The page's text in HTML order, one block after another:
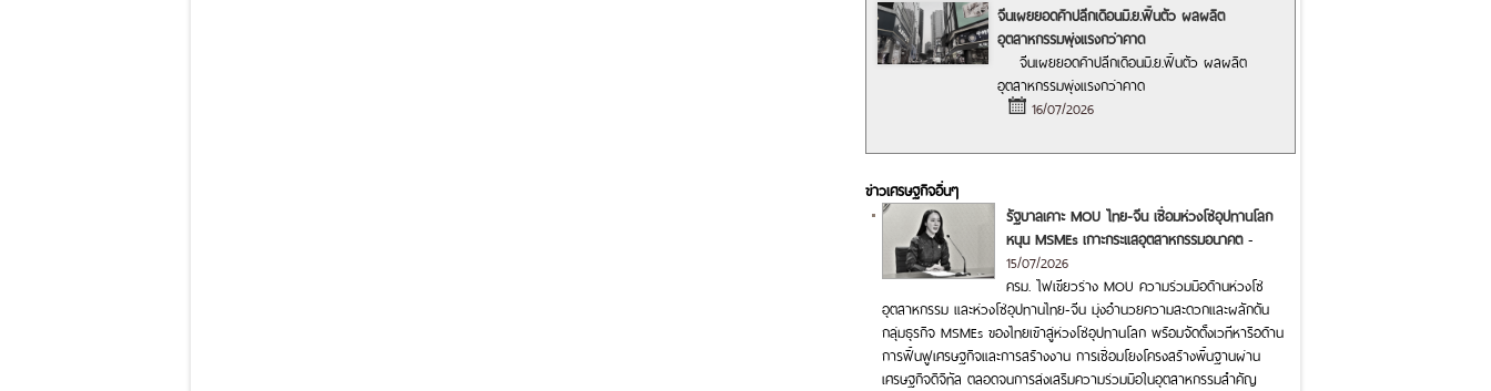
จีนเผยยอดค้าปลีกเดือนมิ.ย.ฟื้นตัว ผลผลิต
อุตสาหกรรมพุ่งแรงกว่าคาด
จีนเผยยอดค้าปลีกเดือนมิ.ย.ฟื้นตัว ผลผลิต
อุตสาหกรรมพุ่งแรงกว่าคาด
16/07/2026
ข่าวเศรษฐกิจอื่นๆ
รัฐบาลเคาะ MOU ไทย-จีน เชื่อมห่วงโซ่อุปทานโลก
หนุน MSMEs เกาะกระแสอุตสาหกรรมอนาคต-
15/07/2026
ครม. ไฟเขียวร่าง MOU ความร่วมมือด้านห่วงโซ่
อุตสาหกรรม และห่วงโซ่อุปทานไทย-จีน มุ่งอำนวยความสะดวกและผลักดัน
กลุ่มธุรกิจ MSMEs ของไทยเข้าสู่ห่วงโซ่อุปทานโลก พร้อมจัดตั้งเวทีหารือด้าน
การฟื้นฟูเศรษฐกิจและการสร้างงาน การเชื่อมโยงโครงสร้างพื้นฐานผ่าน
เศรษฐกิจดิจิทัล ตลอดจนการส่งเสริมความร่วมมือในอุตสาหกรรมสำคัญ